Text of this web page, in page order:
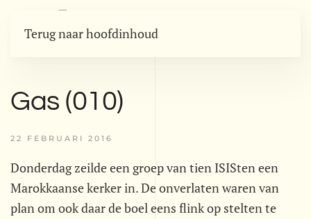
Terug naar hoofdinhoud
Gas (010)
22 FEBRUARI 2016
Donderdag zeilde een groep van tien ISISten een
Marokkaanse kerker in. De onverlaten waren van
plan om ook daar de boel eens flink op stelten te